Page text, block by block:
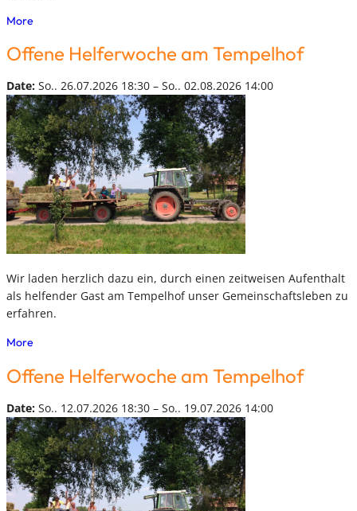
More
Offene Helferwoche am Tempelhof
Date: So.. 26.07.2026 18:30 – So.. 02.08.2026 14:00
Wir laden herzlich dazu ein, durch einen zeitweisen Aufenthalt
als helfender Gast am Tempelhof unser Gemeinschaftsleben zu
erfahren.
More
Offene Helferwoche am Tempelhof
Date: So.. 12.07.2026 18:30 – So.. 19.07.2026 14:00